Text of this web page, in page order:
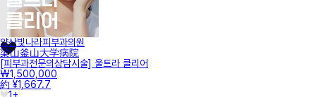
양산빛나라피부과의원
梁山釜山大学病院
[피부과전문의상담시술] 울트라 클리어
₩1,500,000
約 ¥1,667.7
1+